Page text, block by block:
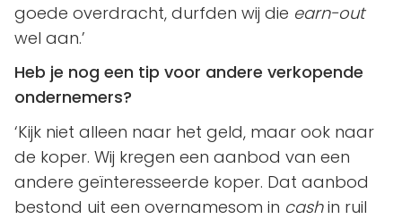
goede overdracht, durfden wij die earn-out
wel aan.’
Heb je nog een tip voor andere verkopende
ondernemers?
‘Kijk niet alleen naar het geld, maar ook naar
de koper. Wij kregen een aanbod van een
andere geïnteresseerde koper. Dat aanbod
bestond uit een overnamesom in cashin ruil